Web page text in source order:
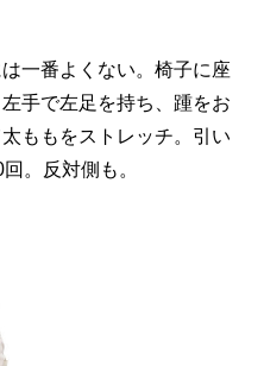
一番よくない。椅子に座
手で左足を持ち、踵をお
ももをストレッチ。引い
。反対側も。